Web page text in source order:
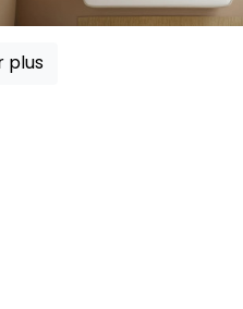
plus